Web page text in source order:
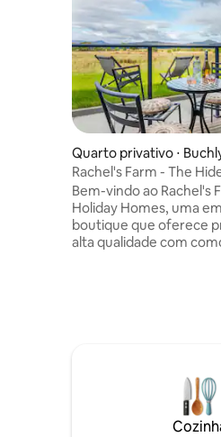
Quarto privativo ⋅
Rachel's Farm - The
Tub/Mountain Views
Bem-vindo ao Rachel's
Holiday Homes, uma
boutique que oferece
alta qualidade com
BANHEIRAS DE
localização na Rachel's
Stirling-shire,
procuram uma